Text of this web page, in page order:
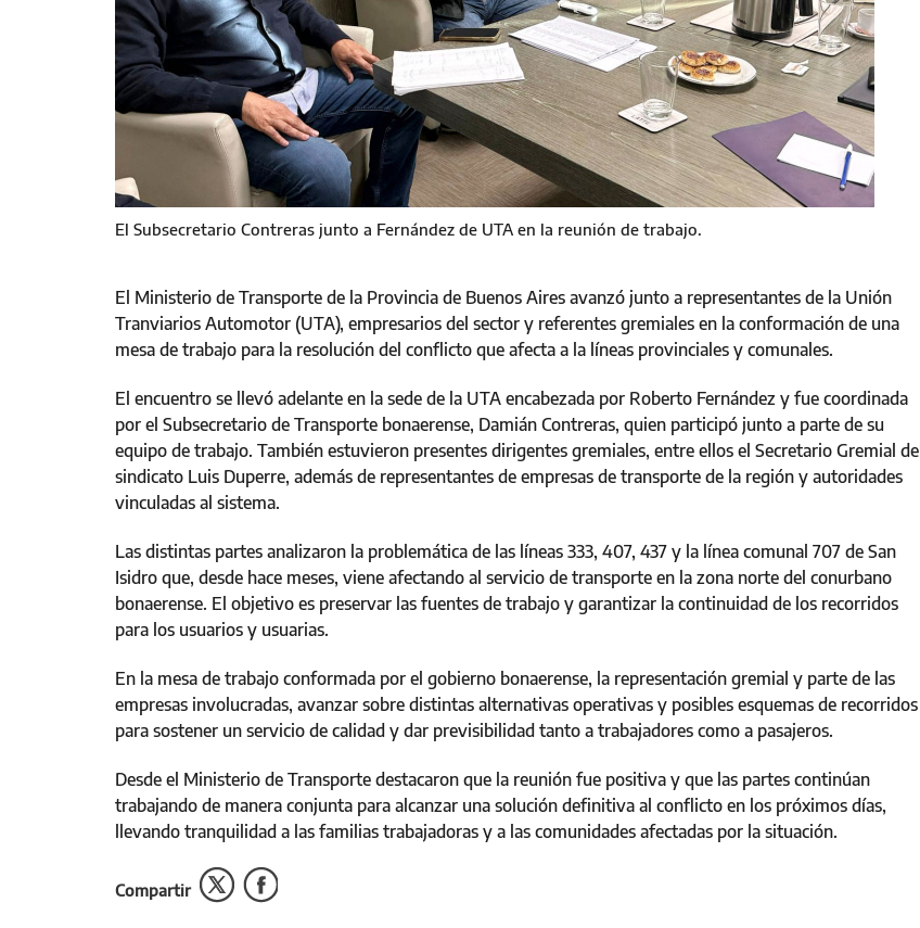
El Subsecretario Contreras junto a Fernández de UTA en la reunión de trabajo.
El Ministerio de Transporte de la Provincia de Buenos Aires avanzó junto a representantes de la Unión
Tranviarios Automotor (UTA), empresarios del sector y referentes gremiales en la conformación de una
mesa de trabajo para la resolución del conflicto que afecta a la líneas provinciales y comunales.
El encuentro se llevó adelante en la sede de la UTA encabezada por Roberto Fernández y fue coordinada
por el Subsecretario de Transporte bonaerense, Damián Contreras, quien participó junto a parte de su
equipo de trabajo. También estuvieron presentes dirigentes gremiales, entre ellos el Secretario Gremial del
sindicato Luis Duperre, además de representantes de empresas de transporte de la región y autoridades
vinculadas al sistema.
Las distintas partes analizaron la problemática de las líneas 333, 407, 437 y la línea comunal 707 de San
Isidro que, desde hace meses, viene afectando al servicio de transporte en la zona norte del conurbano
bonaerense. El objetivo es preservar las fuentes de trabajo y garantizar la continuidad de los recorridos
para los usuarios y usuarias.
En la mesa de trabajo conformada por el gobierno bonaerense, la representación gremial y parte de las
empresas involucradas, avanzar sobre distintas alternativas operativas y posibles esquemas de recorridos
para sostener un servicio de calidad y dar previsibilidad tanto a trabajadores como a pasajeros.
Desde el Ministerio de Transporte destacaron que la reunión fue positiva y que las partes continúan
trabajando de manera conjunta para alcanzar una solución definitiva al conflicto en los próximos días,
llevando tranquilidad a las familias trabajadoras y a las comunidades afectadas por la situación.
Compartir